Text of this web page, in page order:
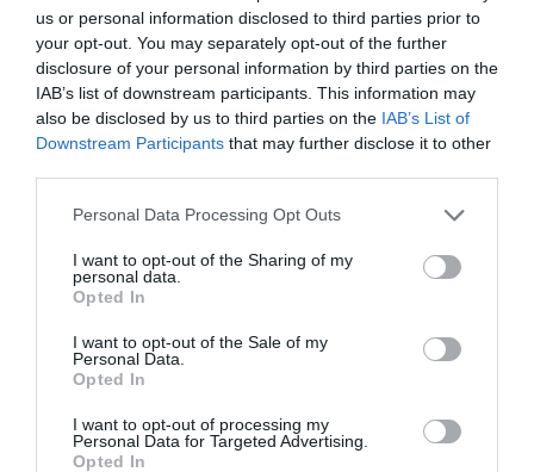
us or personal information disclosed to third parties prior to
your opt-out. You may separately opt-out of the further
disclosure of your personal information by third parties on the
IAB’s list of downstream participants. This information may
also be disclosed by us to third parties on the IAB’s List of
Downstream Participants that may further disclose it to other
Personal Data Processing Opt Outs
I want to opt-out of the Sharing of my
personal data.
Opted In
I want to opt-out of the Sale of my
Personal Data.
Opted In
I want to opt-out of processing my
Personal Data for Targeted Advertising.
Opted In
Πυρκαγιά σε εργοστάσιο επεξεργασίας ξύλου στη ΒΙ.ΠΕ. Λάρισας
– Μεγάλη κινητοποίηση για την κατάσβεση